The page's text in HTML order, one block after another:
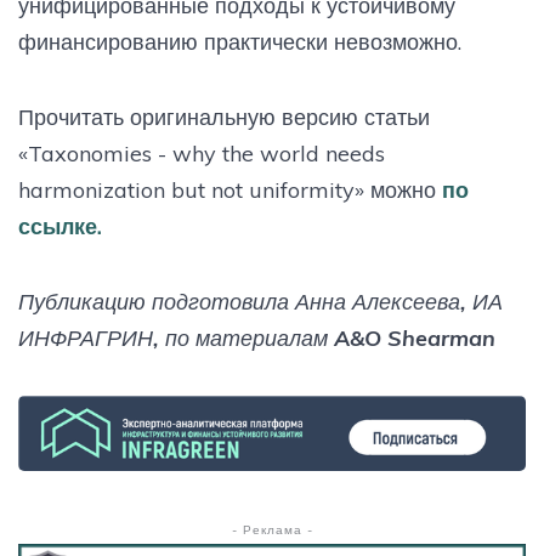
финансированию практически невозможно.
Прочитать оригинальную версию статьи
«Taxonomies - why the world needs
harmonization but not uniformity» можно по
ссылке.
Публикацию подготовила Анна Алексеева, ИА
ИНФРАГРИН, по материалам A&O Shearman
- Реклама -